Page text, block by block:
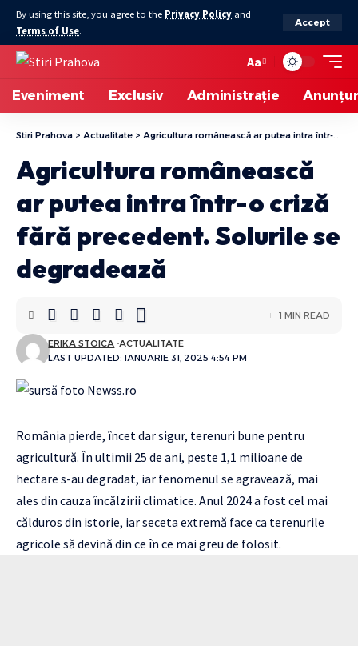
By using this site, you agree to the Privacy Policy and
Terms of Use.
Accept
Font
Resizer
Aa
Eveniment Exclusiv Administrație
Stiri Prahova > Actualitate > Agricultura românească ar putea intra într-o criză fără precedent. Solurile se degradează
Agricultura românească
ar putea intra într-o criză
fără precedent. Solurile se
degradează
LAST UPDATED: IANUARIE 31, 2025 4:54 PM
ERIKA STOICA ACTUALITATE
1 MIN READ
România pierde, încet dar sigur, terenuri bune pentru
agricultură. În ultimii 25 de ani, peste 1,1 milioane de
hectare s-au degradat, iar fenomenul se agravează, mai
ales din cauza încălzirii climatice. Anul 2024 a fost cel mai
călduros din istorie, iar seceta extremă face ca terenurile
agricole să devină din ce în ce mai greu de folosit.